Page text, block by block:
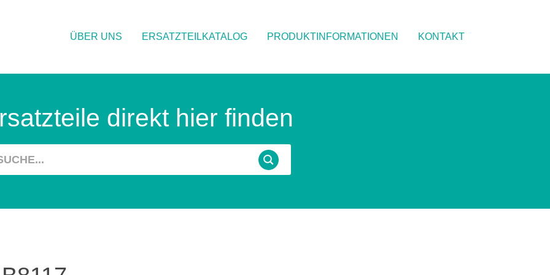
ÜBER UNS ERSATZTEILKATALOG PRODUKTINFORMATIONEN KONTAKT
direkt hier finden